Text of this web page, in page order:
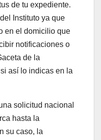
de tu expediente.
Instituto ya que
en el domicilio que
notificaciones o
de la
así lo indicas en la
solicitud nacional
hasta la
su caso, la